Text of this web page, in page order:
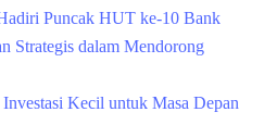
Puncak HUT ke-10 Bank
Strategis dalam Mendorong
Kecil untuk Masa Depan